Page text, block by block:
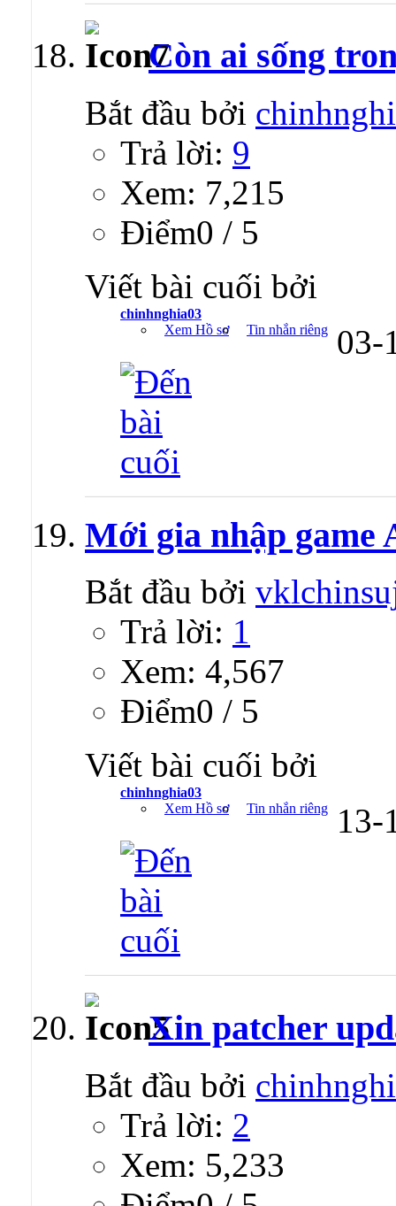
Còn ai sống
Bắt đầu bởi
Trả lời: 9
Xem: 7,215
Ðiểm0 / 5
Viết bài cuối bởi
chinhnghia03
Xem Hồ sơ
Tin nhắn riêng 03-
Mới gia nhập game
Bắt đầu bởi
Trả lời: 1
Xem: 4,567
Ðiểm0 / 5
Viết bài cuối bởi
chinhnghia03
Xem Hồ sơ
Tin nhắn riêng
Xin patcher
Bắt đầu bởi
Trả lời: 2
Xem: 5,233